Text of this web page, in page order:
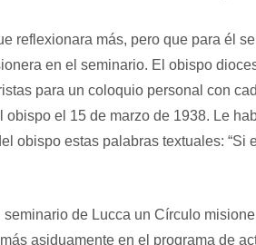
reflexionara más, pero que para él
en el seminario. El obispo
para un coloquio personal con
obispo el 15 de marzo de 1938. Le
obispo estas palabras textuales: “Si
seminario de Lucca un Círculo
asiduamente en el programa de